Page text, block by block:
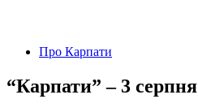
Про Карпати
“Карпати” – 3 серпня